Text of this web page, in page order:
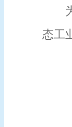
态工